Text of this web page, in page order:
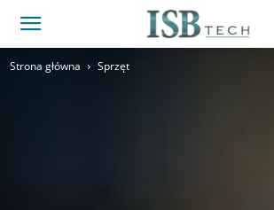
Strona główna Sprzęt